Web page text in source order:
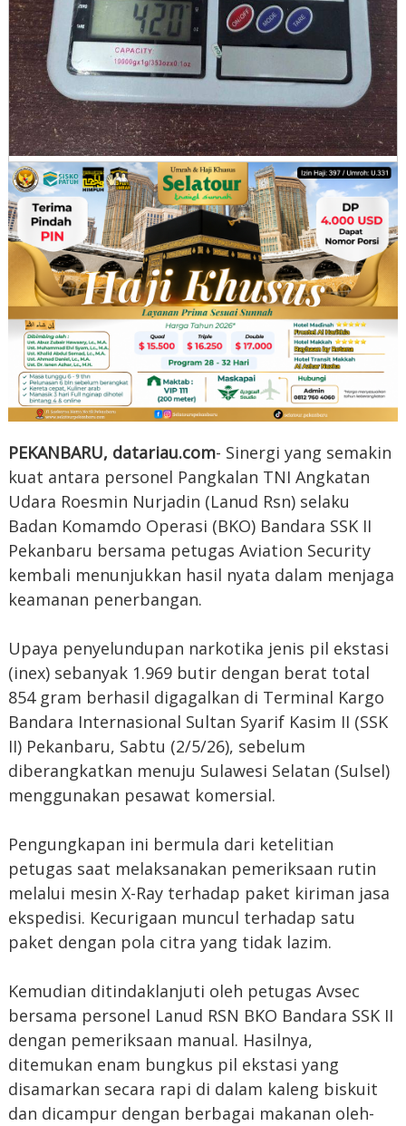
PEKANBARU, datariau.com- Sinergi yang semakin
kuat antara personel Pangkalan TNI Angkatan
Udara Roesmin Nurjadin (Lanud Rsn) selaku
Badan Komamdo Operasi (BKO) Bandara SSK II
Pekanbaru bersama petugas Aviation Security
kembali menunjukkan hasil nyata dalam menjaga
keamanan penerbangan.
Upaya penyelundupan narkotika jenis pil ekstasi
(inex) sebanyak 1.969 butir dengan berat total
854 gram berhasil digagalkan di Terminal Kargo
Bandara Internasional Sultan Syarif Kasim II (SSK
II) Pekanbaru, Sabtu (2/5/26), sebelum
diberangkatkan menuju Sulawesi Selatan (Sulsel)
menggunakan pesawat komersial.
Pengungkapan ini bermula dari ketelitian
petugas saat melaksanakan pemeriksaan rutin
melalui mesin X-Ray terhadap paket kiriman jasa
ekspedisi. Kecurigaan muncul terhadap satu
paket dengan pola citra yang tidak lazim.
Kemudian ditindaklanjuti oleh petugas Avsec
bersama personel Lanud RSN BKO Bandara SSK II
dengan pemeriksaan manual. Hasilnya,
ditemukan enam bungkus pil ekstasi yang
disamarkan secara rapi di dalam kaleng biskuit
dan dicampur dengan berbagai makanan oleh-